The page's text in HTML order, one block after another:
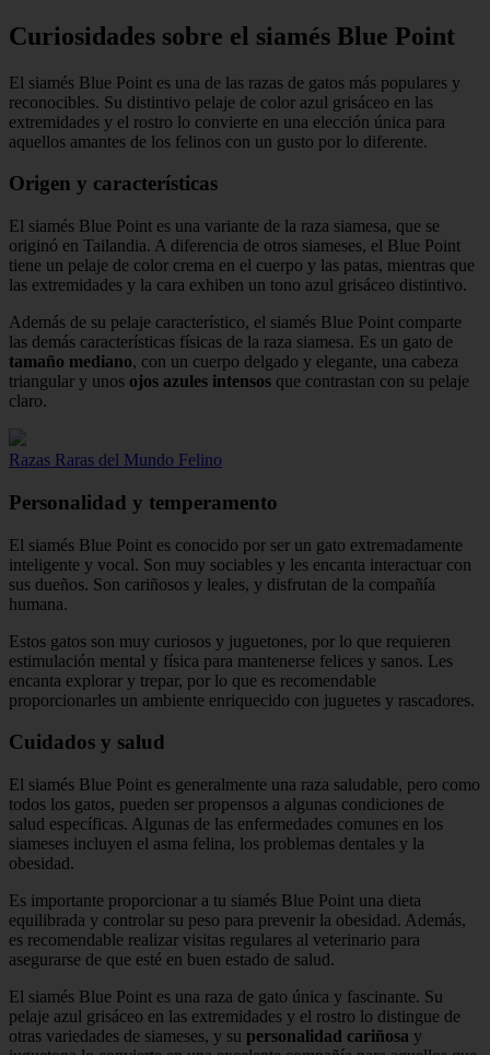
Curiosidades sobre el siamés Blue Point
El siamés Blue Point es una de las razas de gatos más populares y
reconocibles. Su distintivo pelaje de color azul grisáceo en las
extremidades y el rostro lo convierte en una elección única para
aquellos amantes de los felinos con un gusto por lo diferente.
Origen y características
El siamés Blue Point es una variante de la raza siamesa, que se
originó en Tailandia. A diferencia de otros siameses, el Blue Point
tiene un pelaje de color crema en el cuerpo y las patas, mientras que
las extremidades y la cara exhiben un tono azul grisáceo distintivo.
Además de su pelaje característico, el siamés Blue Point comparte
las demás características físicas de la raza siamesa. Es un gato de
tamaño mediano, con un cuerpo delgado y elegante, una cabeza
triangular y unos ojos azules intensos que contrastan con su pelaje
claro.
Razas Raras del Mundo Felino
Personalidad y temperamento
El siamés Blue Point es conocido por ser un gato extremadamente
inteligente y vocal. Son muy sociables y les encanta interactuar con
sus dueños. Son cariñosos y leales, y disfrutan de la compañía
humana.
Estos gatos son muy curiosos y juguetones, por lo que requieren
estimulación mental y física para mantenerse felices y sanos. Les
encanta explorar y trepar, por lo que es recomendable
proporcionarles un ambiente enriquecido con juguetes y rascadores.
Cuidados y salud
El siamés Blue Point es generalmente una raza saludable, pero como
todos los gatos, pueden ser propensos a algunas condiciones de
salud específicas. Algunas de las enfermedades comunes en los
siameses incluyen el asma felina, los problemas dentales y la
obesidad.
Es importante proporcionar a tu siamés Blue Point una dieta
equilibrada y controlar su peso para prevenir la obesidad. Además,
es recomendable realizar visitas regulares al veterinario para
asegurarse de que esté en buen estado de salud.
El siamés Blue Point es una raza de gato única y fascinante. Su
pelaje azul grisáceo en las extremidades y el rostro lo distingue de
otras variedades de siameses, y su personalidad cariñosa y